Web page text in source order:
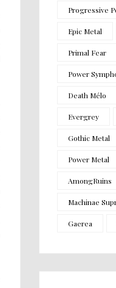
Progressive
Epic Metal
Primal Fear
Power
Death Mélo
Evergrey
Gothic Metal
Power Metal
AmongRuins
Machinae
Gaerea